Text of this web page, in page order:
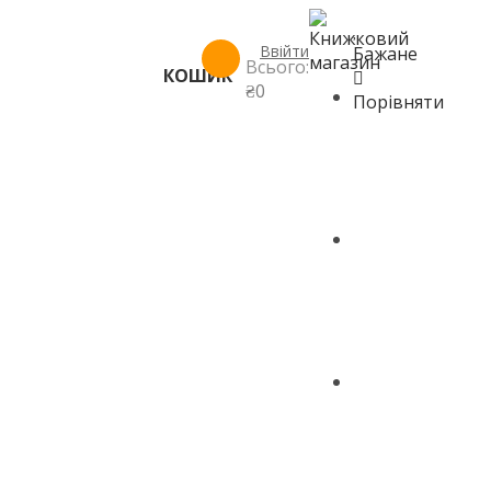
Ввійти
ГОЛОВНА
Бажане
Порівняти
КОШИК Всього:
₴0